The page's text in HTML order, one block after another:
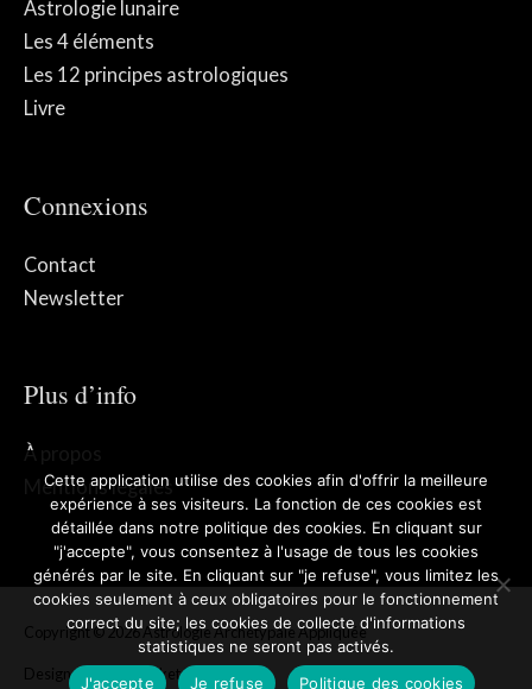
Astrologie lunaire
Les 4 éléments
Les 12 principes astrologiques
Livre
Connexions
Contact
Newsletter
Plus d’info
À propos
Mentions légales
Copyright © 2026Astrologie Archétypale Appliquée
Design par spacerocket.be
Cette application utilise des cookies afin d'offrir la meilleure
expérience à ses visiteurs. La fonction de ces cookies est
détaillée dans notre politique des cookies. En cliquant sur
"j'accepte", vous consentez à l'usage de tous les cookies
générés par le site. En cliquant sur "je refuse", vous limitez les
cookies seulement à ceux obligatoires pour le fonctionnement
correct du site; les cookies de collecte d'informations
statistiques ne seront pas activés.
J'accepte
Je refuse Politique des cookies